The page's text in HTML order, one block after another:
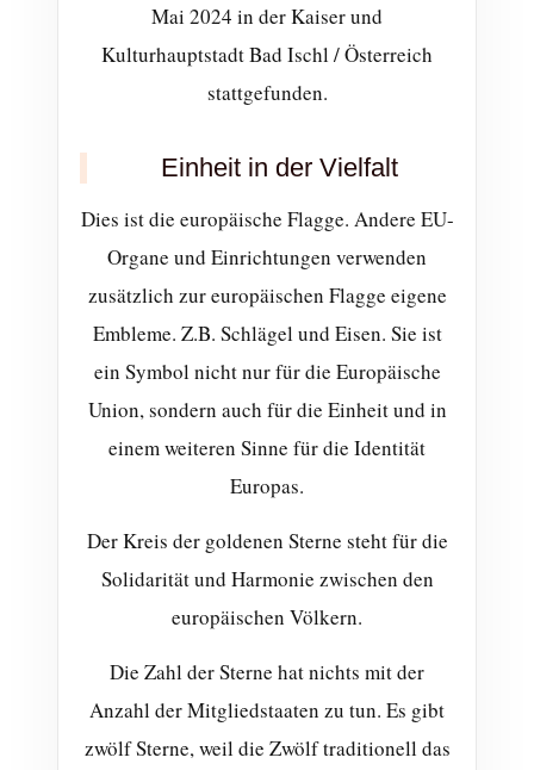
Mai 2024 in der Kaiser und
Kulturhauptstadt Bad Ischl / Österreich
stattgefunden.
Einheit in der Vielfalt
Dies ist die europäische Flagge. Andere EU-
Organe und Einrichtungen verwenden
zusätzlich zur europäischen Flagge eigene
Embleme. Z.B. Schlägel und Eisen. Sie ist
ein Symbol nicht nur für die Europäische
Union, sondern auch für die Einheit und in
einem weiteren Sinne für die Identität
Europas.
Der Kreis der goldenen Sterne steht für die
Solidarität und Harmonie zwischen den
europäischen Völkern.
Die Zahl der Sterne hat nichts mit der
Anzahl der Mitgliedstaaten zu tun. Es gibt
zwölf Sterne, weil die Zwölf traditionell das